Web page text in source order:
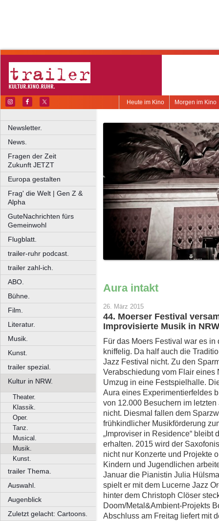
Morgen im Kino
Heute im Kino
Newsletter.
News.
Fragen der Zeit
Zukunft JETZT
Europa gestalten
Frag' die Welt | Gen Z &
Alpha
GuteNachrichten fürs
Gemeinwohl
Flugblatt.
trailer-ruhr podcast.
trailer zahl-ich.
ABO.
Bühne.
Film.
Literatur.
Musik.
Kunst.
trailer spezial.
Kultur in NRW.
Theater.
Klassik.
Oper.
Tanz.
Musical.
Musik.
Kunst.
trailer Thema.
Auswahl.
Augenblick
Zuletzt gelacht: Cartoons.
Aura intakt
26. März 2015
44. Moerser Festival
Improvisierte Musik in
Für das Moers Festival war es
kniffelig. Da half auch die
Jazz Festival nicht. Zu den
Verabschiedung vom Flair eines
Umzug in eine Festspielhalle.
Aura eines Experimentierfeldes
von 12.000 Besuchern im
nicht. Diesmal fallen dem
frühkindlicher Musikförderung
„Improviser in Residence“
erhalten. 2015 wird der
nicht nur Konzerte und Projekte
Kindern und Jugendlichen
Januar die Pianistin Julia
spielt er mit dem Lucerne Jazz
hinter dem Christoph Clöser
Doom/Metal&Ambient-Projekts
Abschluss am Freitag liefert mit